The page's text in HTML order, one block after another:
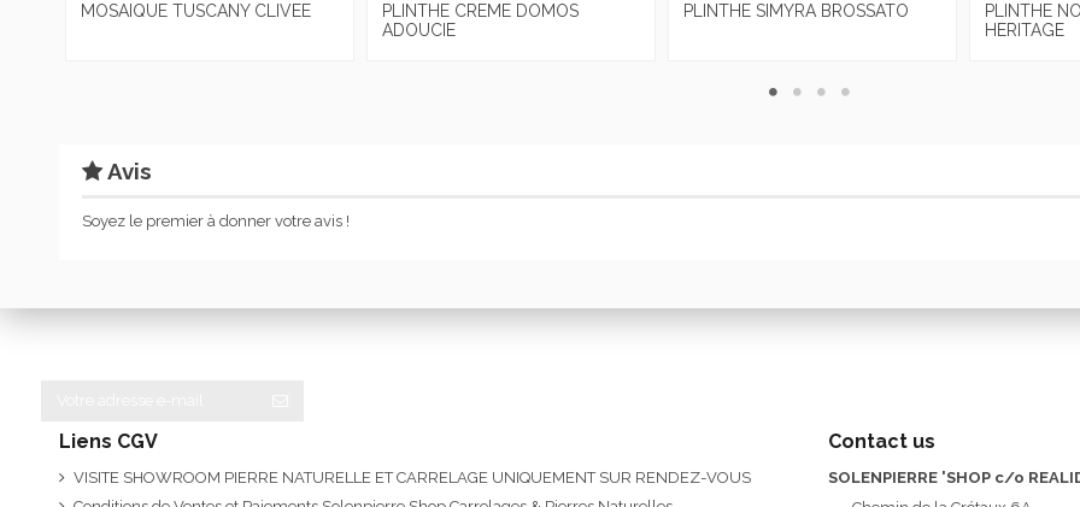
MOSAIQUE TUSCANY CLIVEE
PLINTHE CREME DOMOS
ADOUCIE
PLINTHE SIMYRA BROSSATO
PLINTHE
HERITAGE
Avis
Soyez le premier à donner votre avis !
Liens CGV
VISITE SHOWROOM PIERRE NATURELLE ET CARRELAGE UNIQUEMENT SUR RENDEZ-VOUS
Contact us
SOLENPIERRE 'SHOP c/o